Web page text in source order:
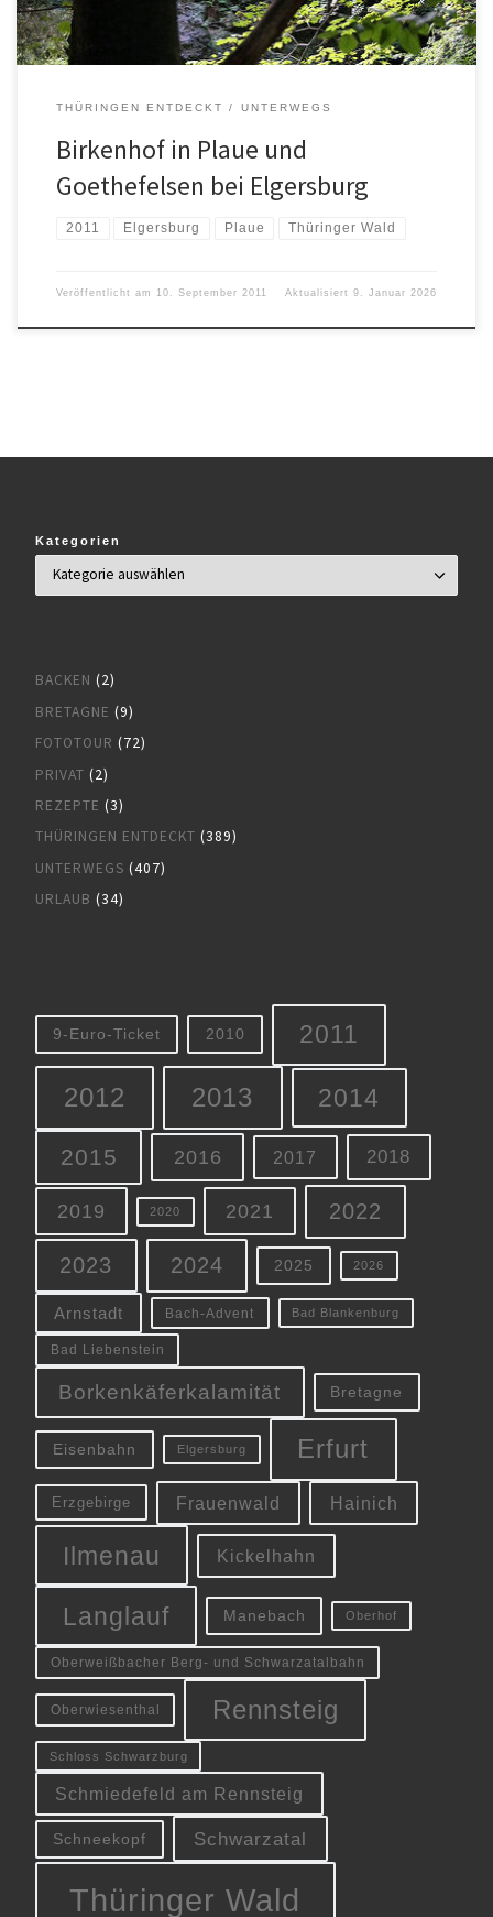
THÜRINGEN ENTDECKT UNTERWEGS
Birkenhof in Plaue und
Goethefelsen bei Elgersburg
2011 Elgersburg Plaue Thüringer Wald
Veröffentlicht am 10. September 2011 Aktualisiert 9. Januar 2026
Kategorien
BACKEN (2)
BRETAGNE (9)
FOTOTOUR (72)
PRIVAT (2)
REZEPTE (3)
THÜRINGEN ENTDECKT (389)
UNTERWEGS (407)
URLAUB (34)
9-Euro-Ticket 2010 2011
2012 2013 2014
2015 2016 2017 2018
2019 2020 2021 2022
2023 2024 2025 2026
Arnstadt Bach-Advent Bad Blankenburg
Bad Liebenstein
Borkenkäferkalamität Bretagne
Eisenbahn Elgersburg Erfurt
Erzgebirge Frauenwald Hainich
Ilmenau Kickelhahn
Langlauf Manebach Oberhof
Oberweißbacher Berg- und Schwarzatalbahn
Oberwiesenthal Rennsteig
Schloss Schwarzburg
Schmiedefeld am Rennsteig
Schneekopf Schwarzatal
Thüringer Wald